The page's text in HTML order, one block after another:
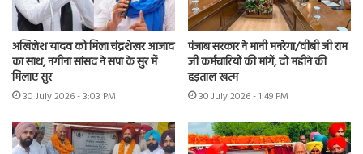
अखिलेश यादव को मिला चंद्रशेखर आजाद
का साथ, नगीना सांसद ने सपा के सुर में
मिलाए सुर
30 July 2026 - 3:03 PM
पंजाब सरकार ने मानी मनरेगा/वीबी जी राम
जी कर्मचारियों की मांगें, दो महीने की
हड़ताल खत्म
30 July 2026 - 1:49 PM